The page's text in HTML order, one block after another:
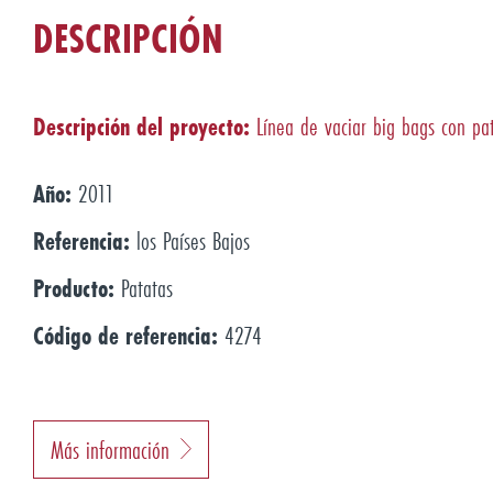
DESCRIPCIÓN
Descripción del proyecto: Línea de vaciar big bags con
Año: 2011
Referencia: los Países Bajos
Producto: Patatas
Código de referencia: 4274
Más información